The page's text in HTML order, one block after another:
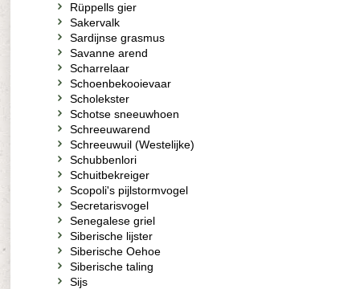
Rüppells gier
Sakervalk
Sardijnse grasmus
Savanne arend
Scharrelaar
Schoenbekooievaar
Scholekster
Schotse sneeuwhoen
Schreeuwarend
Schreeuwuil (Westelijke)
Schubbenlori
Schuitbekreiger
Scopoli's pijlstormvogel
Secretarisvogel
Senegalese griel
Siberische lijster
Siberische Oehoe
Siberische taling
Sijs